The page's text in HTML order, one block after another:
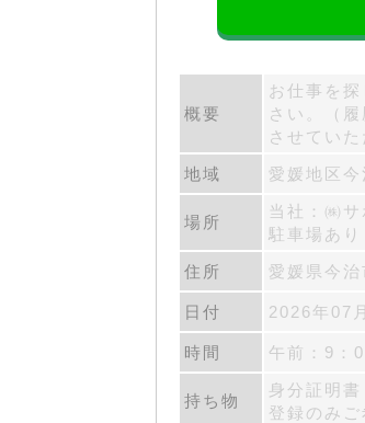
概要
お仕事を
さい。（
させてい
地域
愛媛地区今
場所
当社：㈱
駐車場あり
住所
愛媛県今
日付 2026年07
時間 午前：9
持ち物
身分証明書
登録のみ